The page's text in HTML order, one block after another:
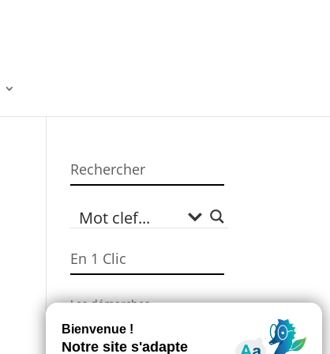
Rechercher
En 1 Clic
Les démarches
administratives
Campagne Sécheresse